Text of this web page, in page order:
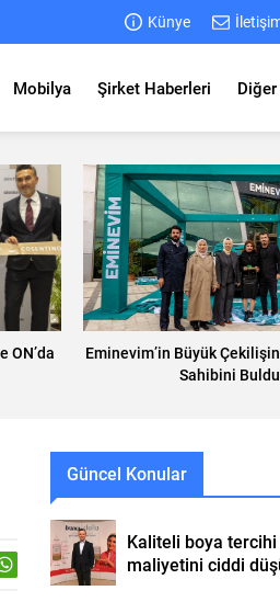
Künye
Mobilya Şirket Haberleri Diğer
ON’da
Eminevim’in Büyük
Sahibini Buldu
Güncel Konular
Kaliteli boya
maliyetini ciddi